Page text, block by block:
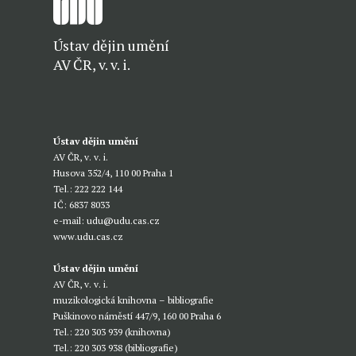
Ústav dějin umění
AV ČR, v. v. i.
Ústav dějin umění
AV ČR, v. v. i.
Husova 352/4, 110 00 Praha 1
Tel.: 222 222 144
IČ: 6837 8033
e-mail:udu@udu.cas.cz
www.udu.cas.cz
Ústav dějin umění
AV ČR, v. v. i.
muzikologická knihovna – bibliografie
Puškinovo náměstí 447/9, 160 00 Praha 6
Tel.: 220 303 939 (knihovna)
Tel.: 220 303 938 (bibliografie)